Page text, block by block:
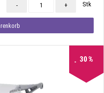
- + Stk
30%